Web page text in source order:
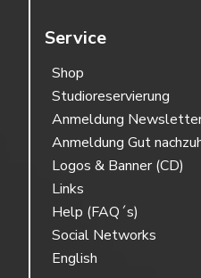
Service
Shop
Studioreservierung
Anmeldung
Anmeldung Gut
Logos & Banner (CD)
Links
Help (FAQ´s)
Social Networks
English